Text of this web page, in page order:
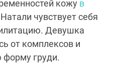
кожу в
чувствует себя
Девушка
от комплексов и
форму груди.